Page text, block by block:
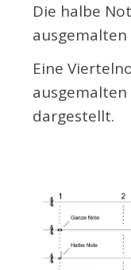
Die halbe
Eine
dargestellt.